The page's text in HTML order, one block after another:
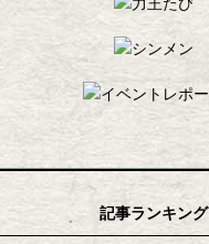
記事ランキング